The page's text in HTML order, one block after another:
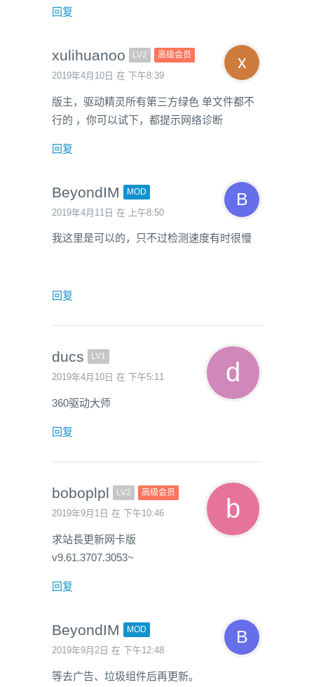
回复
xulihuanoo LV2 高级会员
2019年4月10日 在 下午8:39
版主，驱动精灵所有第三方绿色 单文件都不
行的 ，你可以试下，都提示网络诊断
回复
BeyondIM MOD
2019年4月11日 在 上午8:50
我这里是可以的，只不过检测速度有时很慢
回复
ducs LV1
2019年4月10日 在 下午5:11
360驱动大师
回复
boboplpl LV2 高级会员
2019年9月1日 在 下午10:46
求站長更新网卡版
v9.61.3707.3053~
回复
BeyondIM MOD
2019年9月2日 在 下午12:48
等去广告、垃圾组件后再更新。